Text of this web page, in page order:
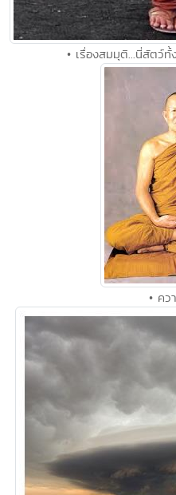
• เรื่องสมมุติ...นี่สัตว์
• คว